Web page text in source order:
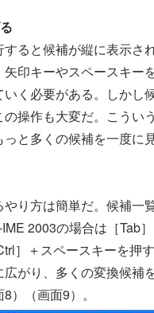
ると候補が縦に表示さ
印キーやスペースキー
く必要がある。しかし
操作も大変だ。こうい
と多くの候補を一度に
り方は簡単だ。候補一
2003の場合は［Tab
］＋スペースキーを押
がり、多くの変換候補
）（画面9）。